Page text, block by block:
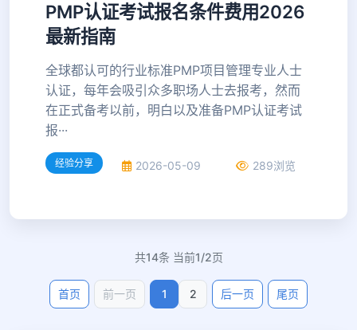
PMP认证考试报名条件费用2026
最新指南
全球都认可的行业标准PMP项目管理专业人士
认证，每年会吸引众多职场人士去报考，然而
在正式备考以前，明白以及准备PMP认证考试
报···
经验分享 2026-05-09 289浏览
共14条 当前1/2页
首页 前一页 1 2 后一页 尾页